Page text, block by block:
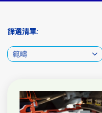
篩選清單:
範疇